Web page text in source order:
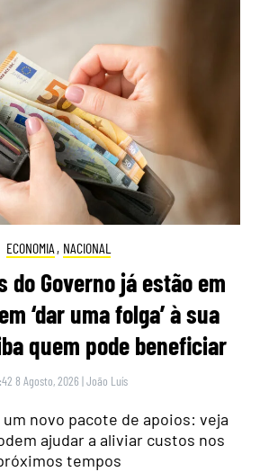
ECONOMIA , NACIONAL
do Governo já estão em
‘dar uma folga’ à sua
quem pode beneficiar
8 Agosto, 2026 |João Luís
novo pacote de apoios: veja
ajudar a aliviar custos nos
tempos